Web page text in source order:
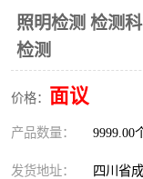
照明检测 检测
检测
价格： 面议
产品数量： 9999.00
发货地址： 四川省